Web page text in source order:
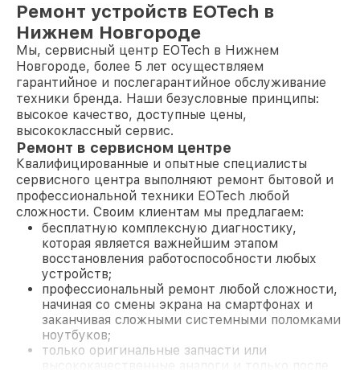
Ремонт устройств EOTech в
Нижнем Новгороде
Мы, сервисный центр EOTech в Нижнем
Новгороде, более 5 лет осуществляем
гарантийное и послегарантийное обслуживание
техники бренда. Наши безусловные принципы:
высокое качество, доступные цены,
высококлассный сервис.
Ремонт в сервисном центре
Квалифицированные и опытные специалисты
сервисного центра выполняют ремонт бытовой и
профессиональной техники EOTech любой
сложности. Своим клиентам мы предлагаем:
бесплатную комплексную диагностику,
которая является важнейшим этапом
восстановления работоспособности любых
устройств;
профессиональный ремонт любой сложности,
начиная со смены экрана на смартфонах и
заканчивая сложными системными поломками
ноутбуков;
только оригинальные запчасти или